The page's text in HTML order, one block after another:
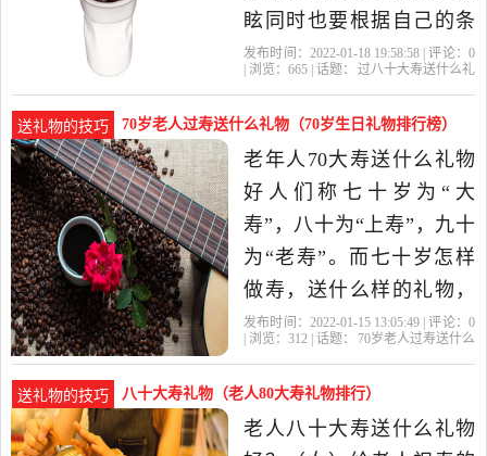
眩同时也要根据自己的条
件 一、传统寿品类 1、寿
以吉语贺辞，一般有中堂
大小，多为金色、红色 2、
寿联：祝寿用的对联 3、寿
桃：有的用鲜桃，多数是
用面粉
发布时间：2022-01-18 19:58:58 | 评论： 0
| 浏览： 665 | 话题：
过八十大寿送什么礼
送礼物的技巧 70岁老人过寿送什么礼物（70岁生日礼物排行榜）
老年人70大寿送什么礼物
好人们称七十岁为“大
寿”，八十为“上寿”，九十
为“老寿”。而七十岁怎样
做寿，送什么样的礼物，
其中蕴藏很大的学问。 因
嗣和侄亲等晚辈，所以老
人的生日往往会收到很多
发布时间：2022-01-15 13:05:49 | 评论： 0
| 浏览： 312 | 话题：
70岁老人过寿送什么
送礼物的技巧 八十大寿礼物（老人80大寿礼物排行）
老人八十大寿送什么礼物